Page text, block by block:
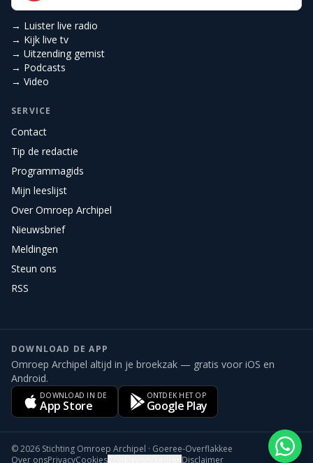
→ Luister live radio
→ Kijk live tv
→ Uitzending gemist
→ Podcasts
→ Video
SERVICE
Contact
Tip de redactie
Programmagids
Mijn leeslijst
Over Omroep Archipel
Nieuwsbrief
Meldingen
Steun ons
RSS
DOWNLOAD DE APP
Omroep Archipel altijd in je broekzak — gratis voor iOS en
Android.
DOWNLOAD IN DE
App Store
ONTDEK HET OP
Google Play
©2026 Stichting Omroep Archipel · Goeree-Overflakkee
Over onsPrivacyCookies Disclaimer